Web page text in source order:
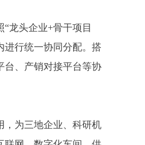
龙头企业+骨干项目
进行统一协同分配。搭
台、产销对接平台等协
为三地企业、科研机